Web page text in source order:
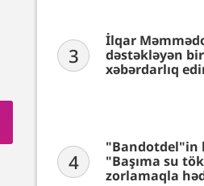
3
İlqar
dəstəkləyən
xəbərdarlıq
4
"Bandotdel"in
"Başıma su
zorlamaqla